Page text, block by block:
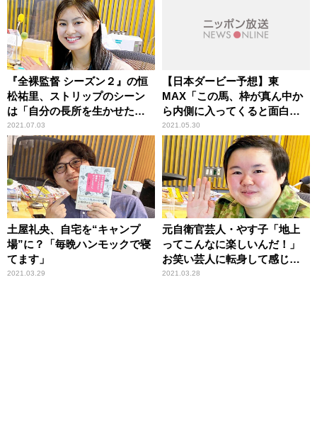
『全裸監督 シーズン２』の恒
松祐里、ストリップのシーン
は「自分の長所を生かせたか
なって思ってます」
2021.07.03
【日本ダービー予想】東
MAX「この馬、枠が真ん中か
ら内側に入ってくると面白
い」
2021.05.30
土屋礼央、自宅を“キャンプ
場”に？「毎晩ハンモックで寝
てます」
2021.03.29
元自衛官芸人・やす子「地上
ってこんなに楽しいんだ！」
お笑い芸人に転身して感じ
た“ギャップ”を明かす
2021.03.28